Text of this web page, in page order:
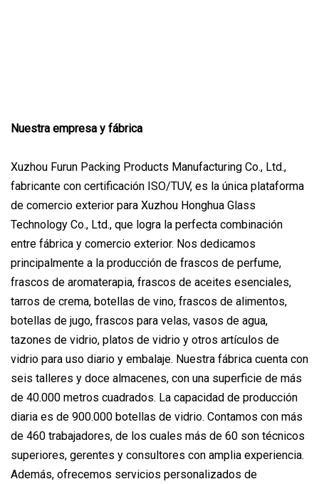
Nuestra empresa y fábrica
Xuzhou Furun Packing Products Manufacturing Co., Ltd.,
fabricante con certificación ISO/TUV, es la única plataforma
de comercio exterior para Xuzhou Honghua Glass
Technology Co., Ltd., que logra la perfecta combinación
entre fábrica y comercio exterior. Nos dedicamos
principalmente a la producción de frascos de perfume,
frascos de aromaterapia, frascos de aceites esenciales,
tarros de crema, botellas de vino, frascos de alimentos,
botellas de jugo, frascos para velas, vasos de agua,
tazones de vidrio, platos de vidrio y otros artículos de
vidrio para uso diario y embalaje. Nuestra fábrica cuenta con
seis talleres y doce almacenes, con una superficie de más
de 40.000 metros cuadrados. La capacidad de producción
diaria es de 900.000 botellas de vidrio. Contamos con más
de 460 trabajadores, de los cuales más de 60 son técnicos
superiores, gerentes y consultores con amplia experiencia.
Además, ofrecemos servicios personalizados de